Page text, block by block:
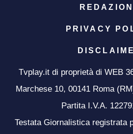
PRIVACY
Tvplay.it di proprietà di WEB
Marchese 10, 00141 Roma
Partita I.V.A.
Testata Giornalistica registrata